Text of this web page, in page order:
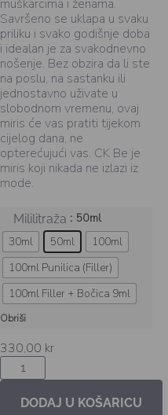
muškarcima i ženama.
Savršeno se uklapa u svaku
priliku i svako godišnje doba
i idealan je za svakodnevno
nošenje. Bez obzira da li ste
na poslu, na sastanku ili
jednostavno uživate u
slobodnom vremenu, ovaj
miris će vas pratiti tijekom
cijelog dana, ne
opterećujući vas. CK Be je
miris koji nikada ne izlazi iz
mode.
Mililitraža : 50ml
30ml 50ml
100ml
100ml Punilica (Filler)
100ml Filler + Bočica 9ml
Obriši
330,00 kr
DODAJ U KOŠARICU